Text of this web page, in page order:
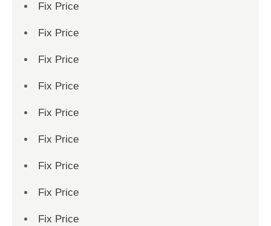
Fix Price
Fix Price
Fix Price
Fix Price
Fix Price
Fix Price
Fix Price
Fix Price
Fix Price